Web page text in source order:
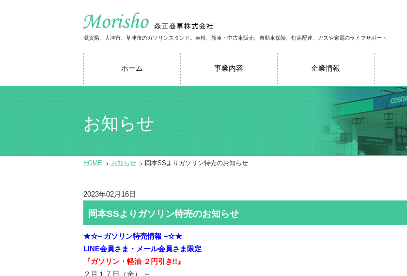
滋賀県、大津市、草津市のガソリンスタンド。車検、新車・中古車販売、自動車保険、灯油配達、ガスや家電のライフサポート
ホーム 事業内容 企業情報
お知らせ
HOME お知らせ 岡本SSよりガソリン特売のお知らせ
2023年02月16日
岡本SSよりガソリン特売のお知らせ
★☆– ガソリン特売情報 –☆★
LINE会員さま・ メール会員さま限定
『ガソリン・軽油 ２円引き!!』
２月１７日（金） ～